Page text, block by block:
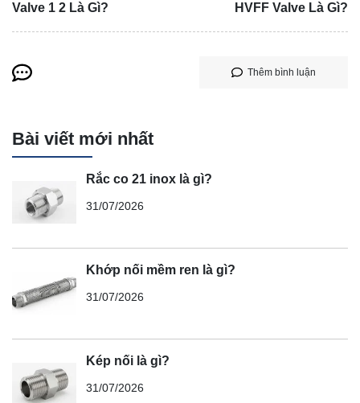
Valve 1 2 Là Gì? HVFF Valve Là Gì?
Thêm bình luận
Bài viết mới nhất
Rắc co 21 inox là gì?
31/07/2026
Khớp nối mềm ren là gì?
31/07/2026
Kép nối là gì?
31/07/2026